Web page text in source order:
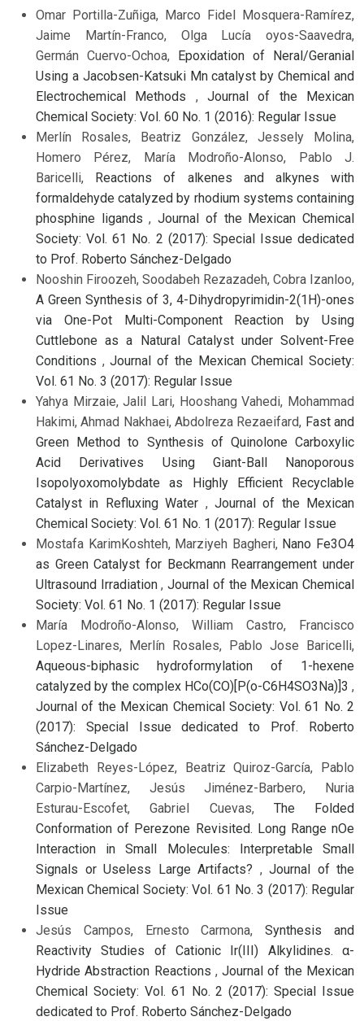
Omar Portilla-Zuñiga, Marco Fidel Mosquera-Ramírez,
Jaime Martín-Franco, Olga Lucía oyos-Saavedra,
Germán Cuervo-Ochoa,
Epoxidation of Neral/Geranial
Using a Jacobsen-Katsuki Mn catalyst by Chemical and
Electrochemical Methods ,Journal of the Mexican
Chemical Society: Vol. 60 No. 1 (2016): Regular Issue
Merlín Rosales, Beatriz González, Jessely Molina,
Homero Pérez, María Modroño-Alonso, Pablo J.
Baricelli,
Reactions of alkenes and alkynes with
formaldehyde catalyzed by rhodium systems containing
phosphine ligands,Journal of the Mexican Chemical
Society: Vol. 61 No. 2 (2017): Special Issue dedicated
to Prof. Roberto Sánchez-Delgado
Nooshin Firoozeh, Soodabeh Rezazadeh, Cobra Izanloo,
A Green Synthesis of 3, 4-Dihydropyrimidin-2(1H)-ones
via One-Pot Multi-Component Reaction by Using
Cuttlebone as a Natural Catalyst under Solvent-Free
Conditions ,Journal of the Mexican Chemical Society:
Vol. 61 No. 3 (2017): Regular Issue
Yahya Mirzaie, Jalil Lari, Hooshang Vahedi, Mohammad
Hakimi, Ahmad Nakhaei, Abdolreza Rezaeifard, Fast and
Green Method to Synthesis of Quinolone Carboxylic
Acid Derivatives Using Giant-Ball Nanoporous
Isopolyoxomolybdate as Highly Efficient Recyclable
Catalyst in Refluxing Water , Journal of the Mexican
Chemical Society: Vol. 61 No. 1 (2017): Regular Issue
Mostafa KarimKoshteh, Marziyeh Bagheri, Nano Fe3O4
as Green Catalyst for Beckmann Rearrangement under
Ultrasound Irradiation,Journal of the Mexican Chemical
Society: Vol. 61 No. 1 (2017): Regular Issue
María Modroño-Alonso, William Castro, Francisco
Lopez-Linares, Merlín Rosales, Pablo Jose Baricelli,
Aqueous-biphasic hydroformylation of 1-hexene
catalyzed by the complex HCo(CO)[P(o-C6H4SO3Na)]3 ,
Journal of the Mexican Chemical Society: Vol. 61 No. 2
(2017): Special Issue dedicated to Prof. Roberto
Sánchez-Delgado
Elizabeth Reyes-López, Beatriz Quiroz-García, Pablo
Carpio-Martínez, Jesús Jiménez-Barbero, Nuria
Esturau-Escofet, Gabriel Cuevas, The Folded
Conformation of Perezone Revisited. Long Range nOe
Interaction in Small Molecules: Interpretable Small
Signals or Useless Large Artifacts? , Journal of the
Mexican Chemical Society: Vol. 61 No. 3 (2017): Regular
Issue
Jesús Campos, Ernesto Carmona,Synthesis and
Reactivity Studies of Cationic Ir(III) Alkylidines. α-
Hydride Abstraction Reactions ,Journal of the Mexican
Chemical Society: Vol. 61 No. 2 (2017): Special Issue
dedicated to Prof. Roberto Sánchez-Delgado